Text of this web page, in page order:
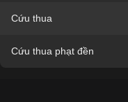
Cứu thua
Cứu thua phạt đền